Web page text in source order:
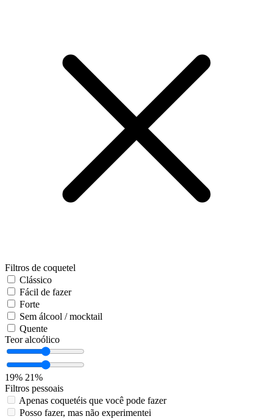
Filtros de coquetel
Clássico
Fácil de fazer
Forte
Sem álcool / mocktail
Quente
Teor alcoólico
19% 21%
Filtros pessoais
Apenas coquetéis que você pode fazer
Posso fazer, mas não experimentei